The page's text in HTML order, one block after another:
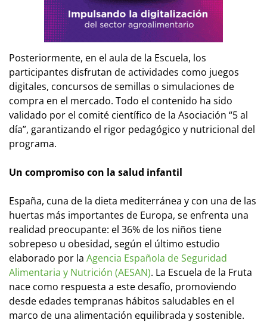
Posteriormente, en el aula de la Escuela, los
participantes disfrutan de actividades como juegos
digitales, concursos de semillas o simulaciones de
compra en el mercado. Todo el contenido ha sido
validado por el comité científico de la Asociación “5 al
día”, garantizando el rigor pedagógico y nutricional del
programa.
Un compromiso con la salud infantil
España, cuna de la dieta mediterránea y con una de las
huertas más importantes de Europa, se enfrenta una
realidad preocupante: el 36% de los niños tiene
sobrepeso u obesidad, según el último estudio
elaborado por la Agencia Española de Seguridad
Alimentaria y Nutrición (AESAN). La Escuela de la Fruta
nace como respuesta a este desafío, promoviendo
desde edades tempranas hábitos saludables en el
marco de una alimentación equilibrada y sostenible.